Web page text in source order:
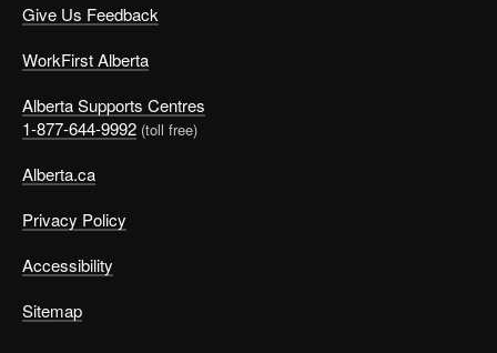
Give Us Feedback
WorkFirst Alberta
Alberta Supports Centres
1-877-644-9992 (toll free)
Alberta.ca
Privacy Policy
Accessibility
Sitemap